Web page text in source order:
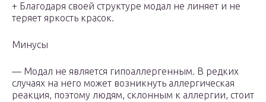
+ Благодаря своей структуре модал не линяет и не
теряет яркость красок.
Минусы
— Модал не является гипоаллергенным. В редких
случаях на него может возникнуть аллергическая
реакция, поэтому людям, склонным к аллергии, стоит